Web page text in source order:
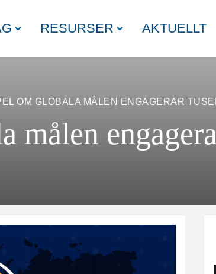
RESURSER AKTUELLT
OM GLOBALA MÅLEN ENGAGERAR
målen